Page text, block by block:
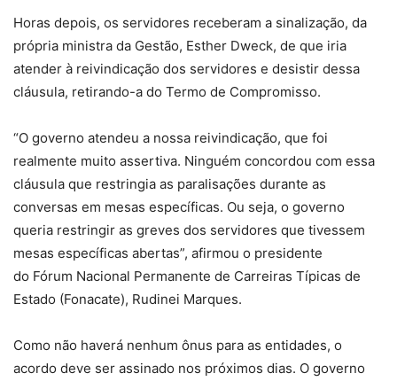
Horas depois, os servidores receberam a sinalização, da
própria ministra da Gestão, Esther Dweck, de que iria
atender à reivindicação dos servidores e desistir dessa
cláusula, retirando-a do Termo de Compromisso.
“O governo atendeu a nossa reivindicação, que foi
realmente muito assertiva. Ninguém concordou com essa
cláusula que restringia as paralisações durante as
conversas em mesas específicas. Ou seja, o governo
queria restringir as greves dos servidores que tivessem
mesas específicas abertas”, afirmou o presidente
do Fórum Nacional Permanente de Carreiras Típicas de
Estado (Fonacate), Rudinei Marques.
Como não haverá nenhum ônus para as entidades, o
acordo deve ser assinado nos próximos dias. O governo